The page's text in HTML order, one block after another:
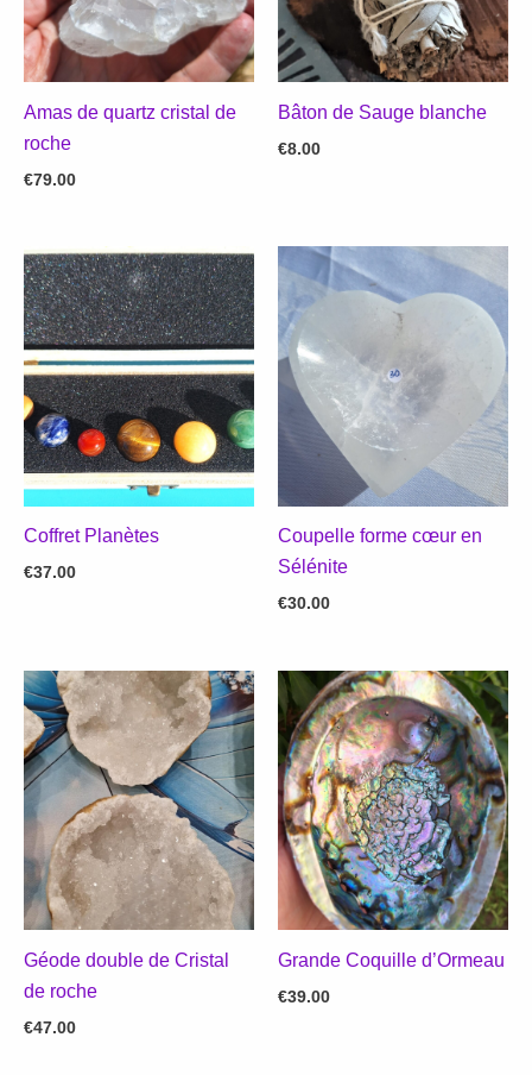
Amas de quartz cristal de
roche
€79.00
Bâton de Sauge blanche
€8.00
Coffret Planètes
€37.00
Coupelle forme cœur en
Sélénite
€30.00
Géode double de Cristal
de roche
€47.00
Grande Coquille d’Ormeau
€39.00